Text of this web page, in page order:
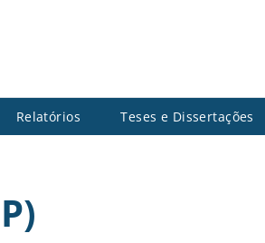
Relatórios Teses e Dissertações